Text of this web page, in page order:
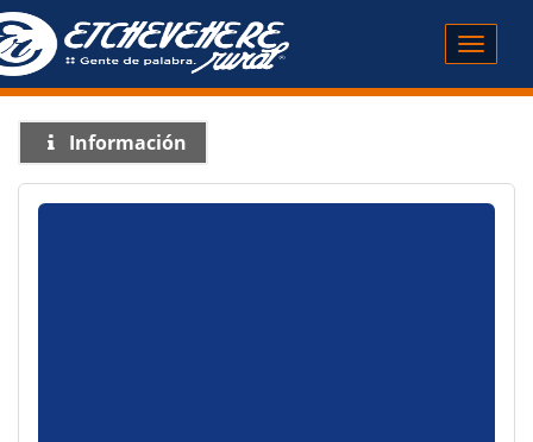
Menú
Información